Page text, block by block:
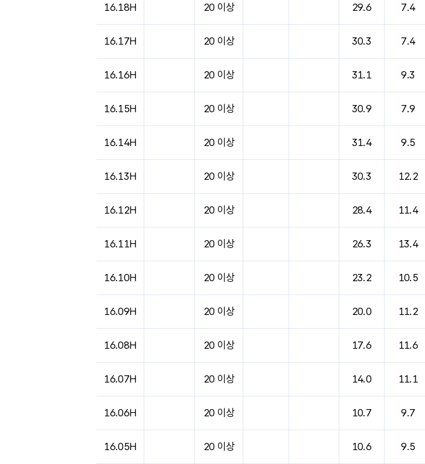
16.18H 20 이상 29.6 7.4
16.17H 20 이상 30.3 7.4
16.16H 20 이상 31.1 9.3
16.15H 20 이상 30.9 7.9
16.14H 20 이상 31.4 9.5
16.13H 20 이상 30.3 12.2
16.12H 20 이상 28.4 11.4
16.11H 20 이상 26.3 13.4
16.10H 20 이상 23.2 10.5
16.09H 20 이상 20.0 11.2
16.08H 20 이상 17.6 11.6
16.07H 20 이상 14.0 11.1
16.06H 20 이상 10.7 9.7
16.05H 20 이상 10.6 9.5